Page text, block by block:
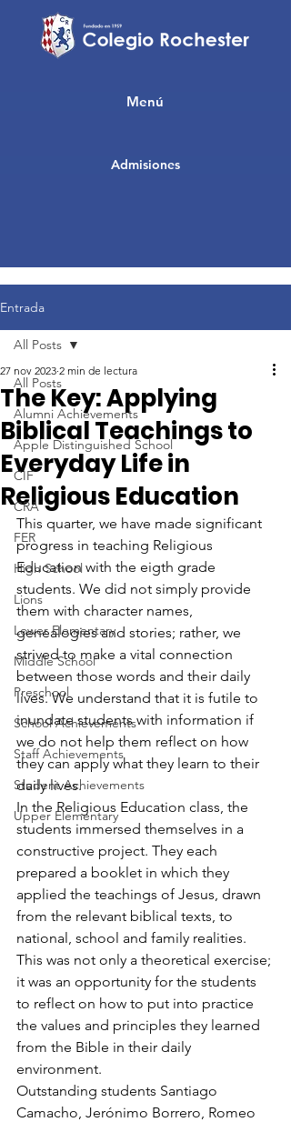
Admisiones
Menú
Entrada
All Posts
Alumni Achievements
Apple Distinguished School
CIF
CRA
FER
High School
Lions
Lower Elementary
Middle School
Preschool
School Achievements
Staff Achievements
Student Achievements
Upper Elementary
All Posts
The Key: Applying
Biblical Teachings to
Everyday Life in
Religious Education
27 nov 2023 2 min de lectura
This quarter, we have made significant
progress in teaching Religious
Education with the eigth grade
students. We did not simply provide
them with character names,
genealogies and stories; rather, we
strived to make a vital connection
between those words and their daily
lives. We understand that it is futile to
inundate students with information if
we do not help them reflect on how
they can apply what they learn to their
daily lives.
In the Religious Education class, the
students immersed themselves in a
constructive project. They each
prepared a booklet in which they
applied the teachings of Jesus, drawn
from the relevant biblical texts, to
national, school and family realities.
This was not only a theoretical exercise;
it was an opportunity for the students
to reflect on how to put into practice
the values and principles they learned
from the Bible in their daily
environment.
Outstanding students Santiago
Camacho, Jerónimo Borrero, Romeo